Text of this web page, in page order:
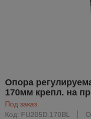
Опора
170мм крепл. на
Под заказ
Код: FU205D.170BL